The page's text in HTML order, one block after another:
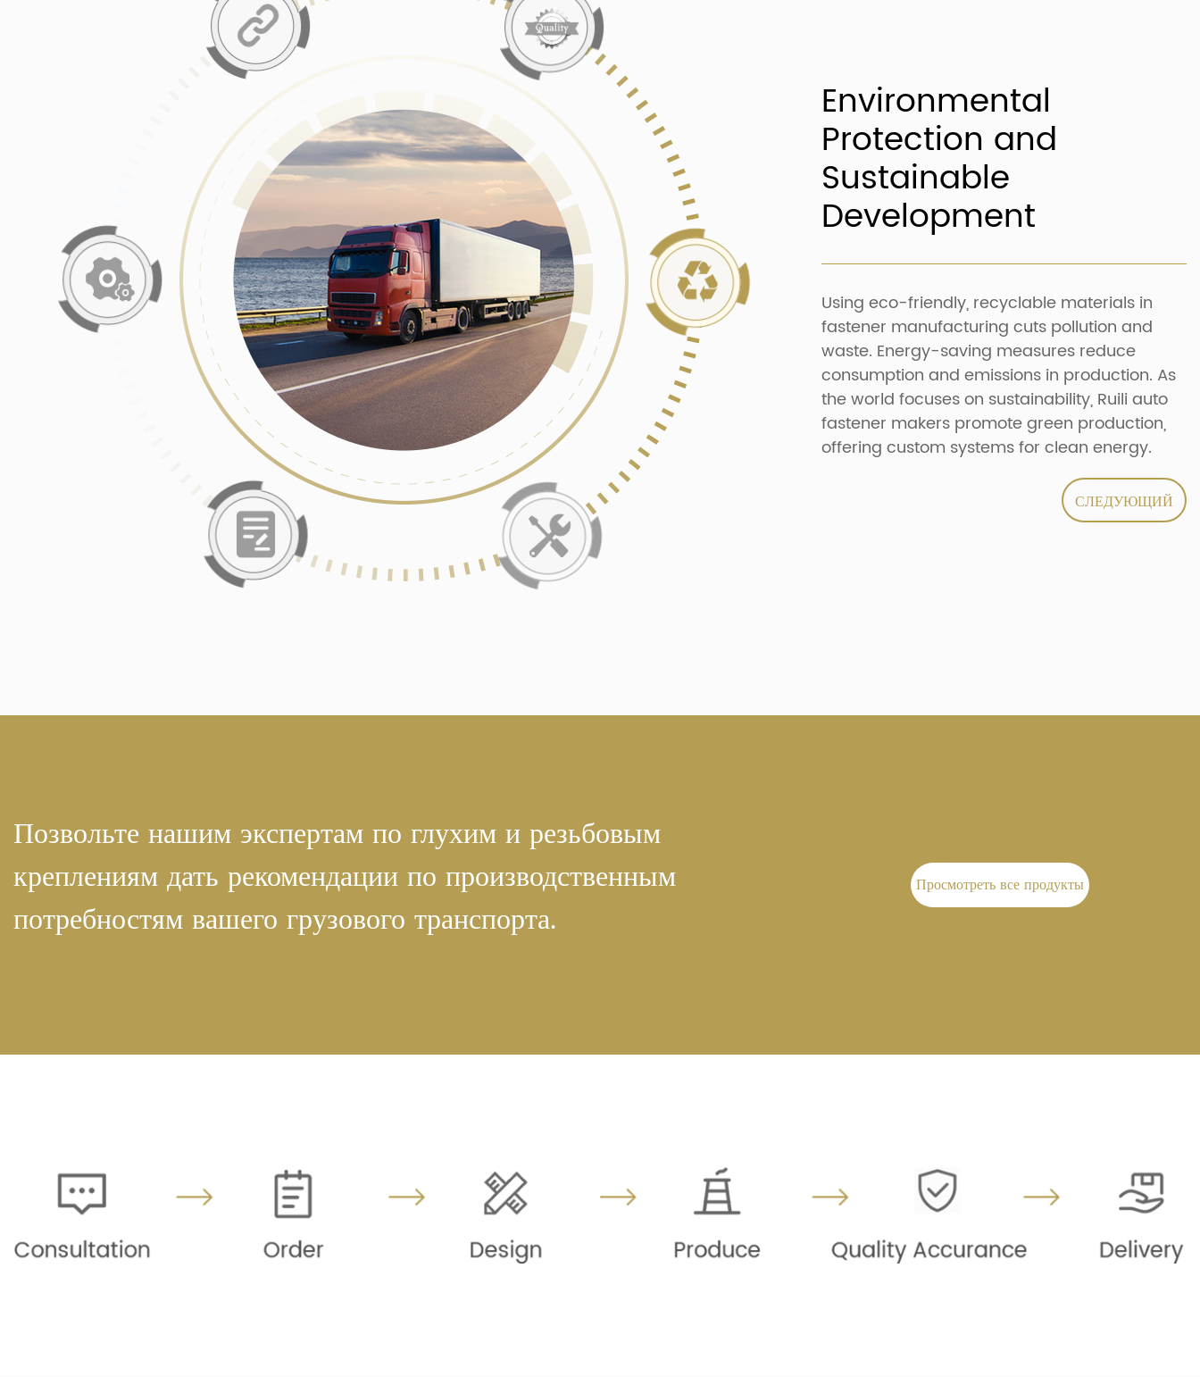
Environmental
Protection and
Sustainable
Development
Using eco-friendly, recyclable materials in
fastener manufacturing cuts pollution and
waste. Energy-saving measures reduce
consumption and emissions in production. As
the world focuses on sustainability, Ruili auto
fastener makers promote green production,
offering custom systems for clean energy.
СЛЕДУЮЩИЙ
Позвольте нашим экспертам по глухим и резьбовым
креплениям дать рекомендации по производственным
потребностям вашего грузового транспорта.
Просмотреть все продукты